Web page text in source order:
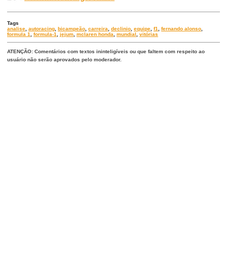
Tags
analise ,autoracing ,bicampeão ,carreira ,declinio ,equipe ,f1 ,fernando alonso
formula 1
,formula-1 ,jejum ,mclaren honda ,mundial ,vitórias
ATENÇÃO: Comentários com textos ininteligíveis ou que faltem com respeito ao
usuário não serão aprovados pelo moderador.